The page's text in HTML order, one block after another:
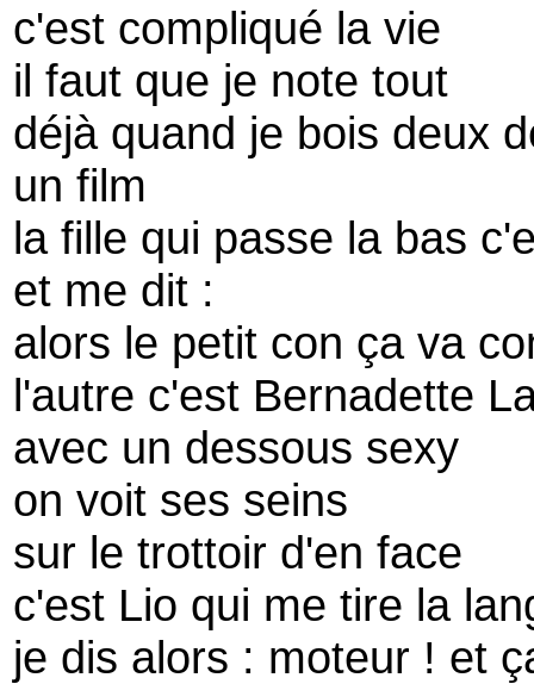
c'est compliqué la vie
il faut que je note tout
déjà quand je bois deux
un film
la fille qui passe la bas
et me dit :
alors le petit con ça va
l'autre c'est Bernadette
avec un dessous sexy
on voit ses seins
sur le trottoir d'en face
c'est Lio qui me tire la
je dis alors : moteur ! et